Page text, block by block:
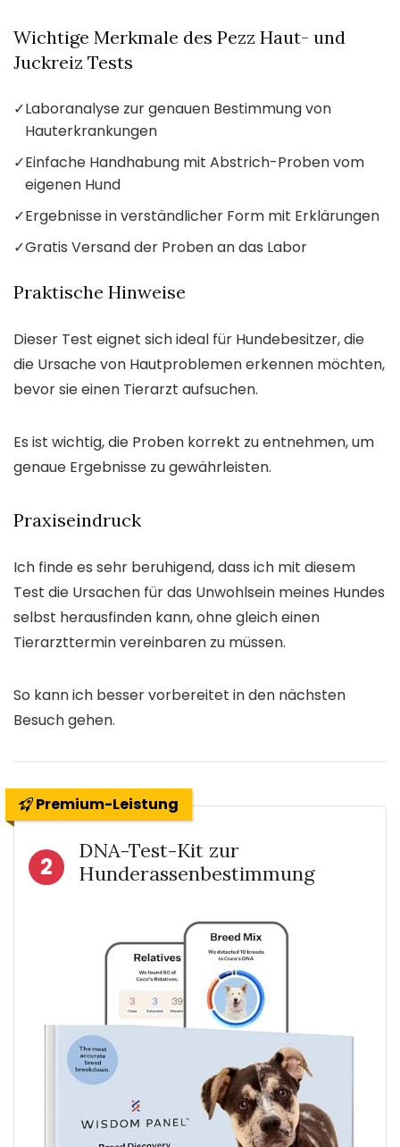
Wichtige Merkmale des Pezz Haut- und
Juckreiz Tests
✓Laboranalyse zur genauen Bestimmung von
Hauterkrankungen
✓Einfache Handhabung mit Abstrich-Proben vom
eigenen Hund
✓Ergebnisse in verständlicher Form mit Erklärungen
✓Gratis Versand der Proben an das Labor
Praktische Hinweise
Dieser Test eignet sich ideal für Hundebesitzer, die
die Ursache von Hautproblemen erkennen möchten,
bevor sie einen Tierarzt aufsuchen.
Es ist wichtig, die Proben korrekt zu entnehmen, um
genaue Ergebnisse zu gewährleisten.
Praxiseindruck
Ich finde es sehr beruhigend, dass ich mit diesem
Test die Ursachen für das Unwohlsein meines Hundes
selbst herausfinden kann, ohne gleich einen
Tierarzttermin vereinbaren zu müssen.
So kann ich besser vorbereitet in den nächsten
Besuch gehen.
Premium-Leistung
2
DNA-Test-Kit zur
Hunderassenbestimmung